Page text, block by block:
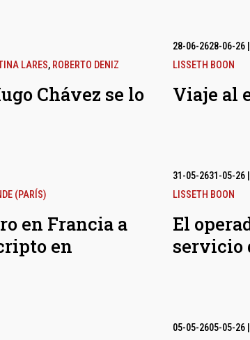
LARES, ROBERTO DENIZ
Chávez se lo
28-06-2628-06-26
LISSETH BOON
Viaje al
(PARÍS)
en Francia a
en
31-05-2631-05-26
LISSETH BOON
El
servicio
05-05-2605-05-26